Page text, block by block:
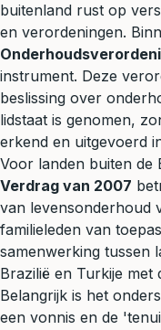
buitenland rust op
en verordeningen.
instrument. Deze
beslissing over
lidstaat is genomen,
erkend en uitgevoerd
Voor landen buiten de
Verdrag van 2007
van levensonderhoud
familieleden van
samenwerking tussen
Brazilië en Turkije met
Belangrijk is het
een vonnis en de